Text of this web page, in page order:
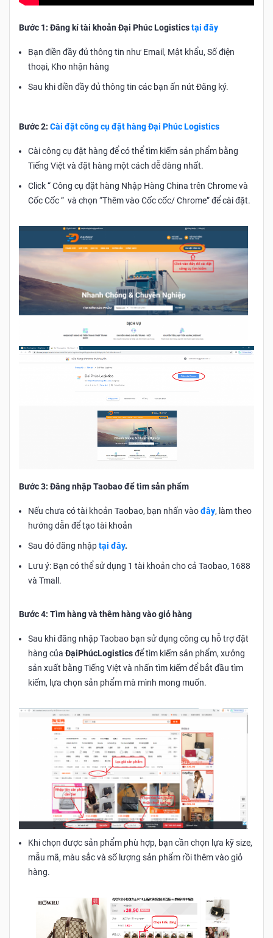
Bước 1: Đăng kí tài khoản Đại Phúc Logisticstại đây
Bạn điền đầy đủ thông tin như Email, Mật khẩu, Số điện
thoại, Kho nhận hàng
Sau khi điền đầy đủ thông tin các bạn ấn nút Đăng ký.
Bước 2: Cài đặt công cụ đặt hàng Đại Phúc Logistics
Cài công cụ đặt hàng để có thể tìm kiếm sản phẩm bằng
Tiếng Việt và đặt hàng một cách dễ dàng nhất.
Click “ Công cụ đặt hàng Nhập Hàng China trên Chrome và
Cốc Cốc ” và chọn “Thêm vào Cốc cốc/ Chrome” để cài đặt.​
Bước 3: Đăng nhập Taobao để tìm sản phẩm
Nếu chưa có tài khoản Taobao, bạn nhấn vàođây, làm theo
hướng dẫn để tạo tài khoản
Sau đó đăng nhậptại đây.
Lưu ý: Bạn có thể sử dụng 1 tài khoản cho cả Taobao, 1688
và Tmal​l.
Bước 4: Tìm hàng và thêm hàng vào giỏ hàng​
Sau khi đăng nhập Taobao bạn sử dụng công cụ hỗ trợ đặt
hàng củaĐạiPhúcLogisticsđể tìm kiếm sản phẩm, xưởng
sản xuất bằng Tiếng Việt và nhấn tìm kiếm để bắt đầu tìm
kiếm, lựa chọn sản phẩm mà mình mong muốn.
Khi chọn được sản phẩm phù hợp, bạn cần chọn lựa kỹ size,
mẫu mã, màu sắc và số lượng sản phẩm rồi thêm vào giỏ
hàng. ​​​​​